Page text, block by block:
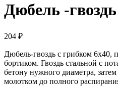
Дюбель -
204 ₽
Дюбель-гвоздь с грибком 6х40,
бортиком. Гвоздь стальной с
бетону нужного диаметра,
молотком до полного